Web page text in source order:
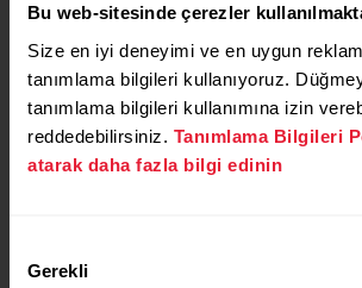
Bu web-sitesinde çerezler
Size en iyi deneyimi ve en uygun
tanımlama bilgileri kullanıyoruz.
tanımlama bilgileri kullanımına izin
reddedebilirsiniz. Tanımlama Bilgileri
atarak daha fazla bilgi edinin
Seçimi
Gerekli